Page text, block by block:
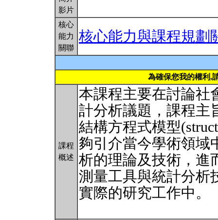
影片
核心
能力
關聯
核心能力與課程規劃
為確保您我的權利,
課程
概述
本課程主要在討論社
計分析議題，課程主
結構方程式模型
夠引介當今學術領域
析的理論及技術，進
測量工具與統計分析
實際的研究工作中。